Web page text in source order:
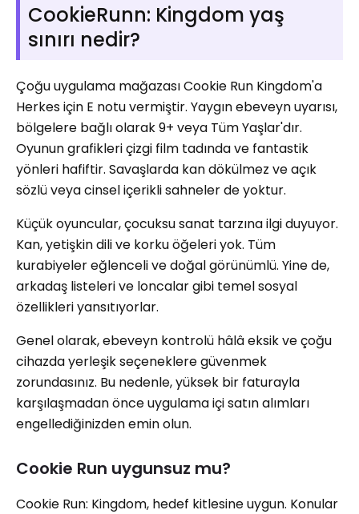
CookieRunn: Kingdom yaş
sınırı nedir?
Çoğu uygulama mağazası Cookie Run Kingdom'a
Herkes için E notu vermiştir. Yaygın ebeveyn uyarısı,
bölgelere bağlı olarak 9+ veya Tüm Yaşlar'dır.
Oyunun grafikleri çizgi film tadında ve fantastik
yönleri hafiftir. Savaşlarda kan dökülmez ve açık
sözlü veya cinsel içerikli sahneler de yoktur.
Küçük oyuncular, çocuksu sanat tarzına ilgi duyuyor.
Kan, yetişkin dili ve korku öğeleri yok. Tüm
kurabiyeler eğlenceli ve doğal görünümlü. Yine de,
arkadaş listeleri ve loncalar gibi temel sosyal
özellikleri yansıtıyorlar.
Genel olarak, ebeveyn kontrolü hâlâ eksik ve çoğu
cihazda yerleşik seçeneklere güvenmek
zorundasınız. Bu nedenle, yüksek bir faturayla
karşılaşmadan önce uygulama içi satın alımları
engellediğinizden emin olun.
Cookie Run uygunsuz mu?
Cookie Run: Kingdom, hedef kitlesine uygun. Konular